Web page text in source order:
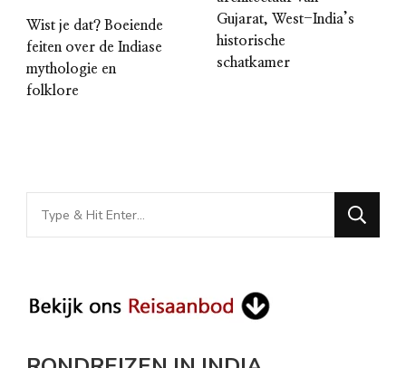
Wist je dat? Boeiende
feiten over de Indiase
mythologie en
folklore
Gujarat, West-India’s
historische
schatkamer
Looking
for